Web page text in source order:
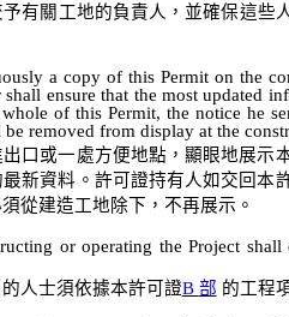
有關工地的負責人，並確保這些
a copy of this Permit on the
ensure that the most updated
of this Permit, the notice he
removed from display at the
口或一處方便地點，顯眼地展
新資料。許可證持有人如交回
從建造工地除下，不再展示。
or operating the Project shall
人士須依據本許可證B 部 的工程